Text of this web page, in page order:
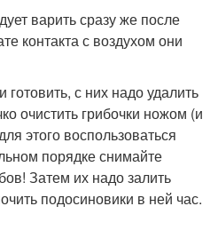
варить сразу же после
контакта с воздухом они
с них надо удалить
очистить грибочки ножом (и
этого воспользоваться
порядке снимайте
Затем их надо залить
подосиновики в ней час.